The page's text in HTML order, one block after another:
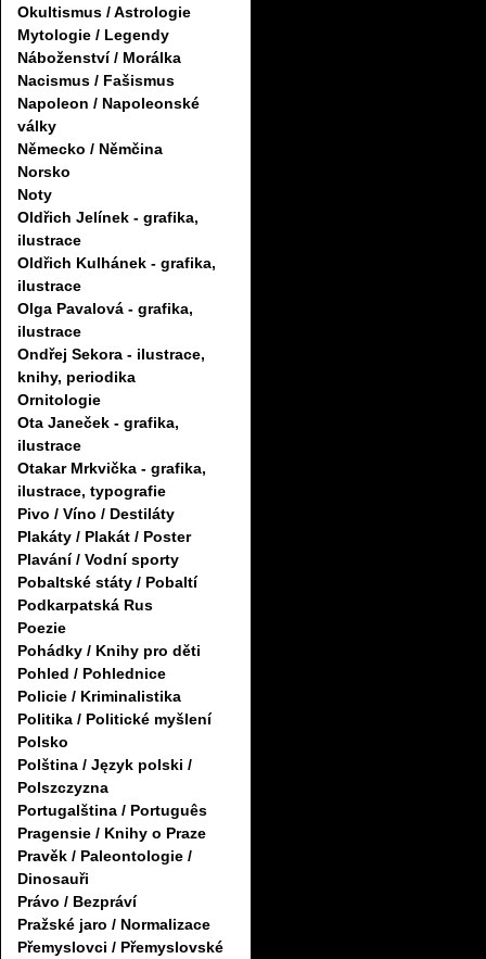
Okultismus / Astrologie
Mytologie / Legendy
Náboženství / Morálka
Nacismus / Fašismus
Napoleon / Napoleonské
války
Německo / Němčina
Norsko
Noty
Oldřich Jelínek - grafika,
ilustrace
Oldřich Kulhánek - grafika,
ilustrace
Olga Pavalová - grafika,
ilustrace
Ondřej Sekora - ilustrace,
knihy, periodika
Ornitologie
Ota Janeček - grafika,
ilustrace
Otakar Mrkvička - grafika,
ilustrace, typografie
Pivo / Víno / Destiláty
Plakáty / Plakát / Poster
Plavání / Vodní sporty
Pobaltské státy / Pobaltí
Podkarpatská Rus
Poezie
Pohádky / Knihy pro děti
Pohled / Pohlednice
Policie / Kriminalistika
Politika / Politické myšlení
Polsko
Polština / Język polski /
Polszczyzna
Portugalština / Português
Pragensie / Knihy o Praze
Pravěk / Paleontologie /
Dinosauři
Právo / Bezpráví
Pražské jaro / Normalizace
Přemyslovci / Přemyslovské